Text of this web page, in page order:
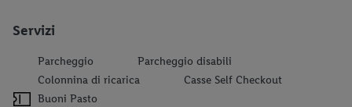
Servizi
Parcheggio
Parcheggio disabili
Colonnina di ricarica
Casse Self Checkout
Buoni Pasto